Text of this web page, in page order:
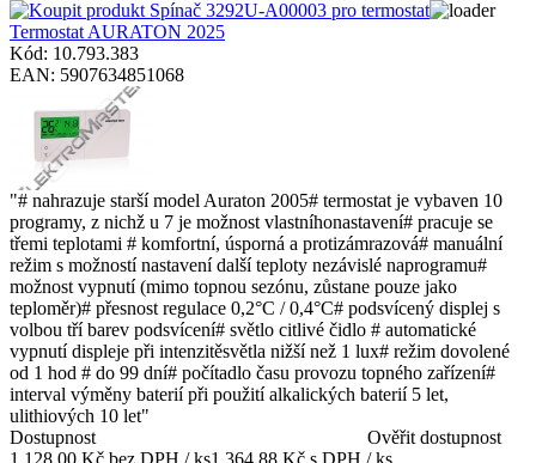
Termostat AURATON 2025
Kód: 10.793.383
EAN: 5907634851068
"# nahrazuje starší model Auraton 2005# termostat je vybaven 10
programy, z nichž u 7 je možnost vlastníhonastavení# pracuje se
třemi teplotami # komfortní, úsporná a protizámrazová# manuální
režim s možností nastavení další teploty nezávislé naprogramu#
možnost vypnutí (mimo topnou sezónu, zůstane pouze jako
teploměr)# přesnost regulace 0,2°C / 0,4°C# podsvícený displej s
volbou tří barev podsvícení# světlo citlivé čidlo # automatické
vypnutí displeje při intenzitěsvětla nižší než 1 lux# režim dovolené
od 1 hod # do 99 dní# počítadlo času provozu topného zařízení#
interval výměny baterií při použití alkalických baterií 5 let,
ulithiových 10 let"
Dostupnost
Ověřit dostupnost
1 128,00 Kč bez DPH / ks1 364,88 Kč s DPH / ks